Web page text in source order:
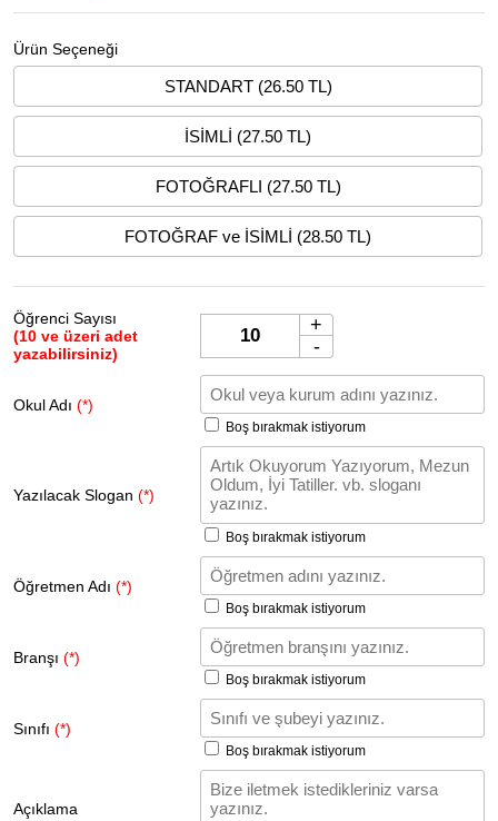
Ürün Seçeneği
STANDART (26.50 TL)
İSİMLİ (27.50 TL)
FOTOĞRAFLI (27.50 TL)
FOTOĞRAF ve İSİMLİ (28.50 TL)
Öğrenci Sayısı
(10 ve üzeri adet
yazabilirsiniz)
+
-
Okul Adı (*)
Boş bırakmak istiyorum
Yazılacak Slogan (*)
Boş bırakmak istiyorum
Öğretmen Adı (*)
Boş bırakmak istiyorum
Branşı (*)
Boş bırakmak istiyorum
Sınıfı (*)
Boş bırakmak istiyorum
Açıklama